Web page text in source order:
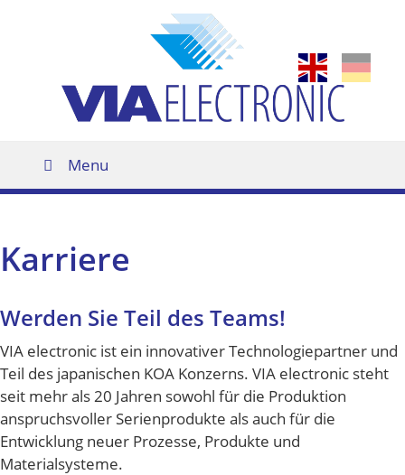
Menu
Karriere
Werden Sie Teil des Teams!
VIA electronic ist ein innovativer Technologiepartner und
Teil des japanischen KOA Konzerns. VIA electronic steht
seit mehr als 20 Jahren sowohl für die Produktion
anspruchsvoller Serienprodukte als auch für die
Entwicklung neuer Prozesse, Produkte und
Materialsysteme.